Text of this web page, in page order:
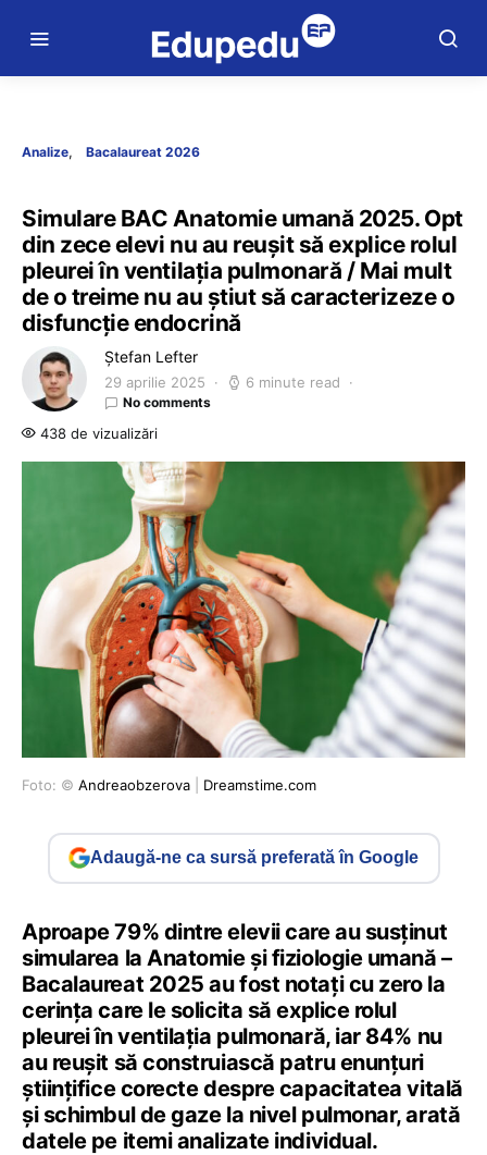
Analize Bacalaureat 2026
Simulare BAC Anatomie umană 2025. Opt
din zece elevi nu au reușit să explice rolul
pleurei în ventilația pulmonară / Mai mult
de o treime nu au știut să caracterizeze o
disfuncție endocrină
Ștefan Lefter
29 aprilie 2025 6 minute read
No comments
438 de vizualizări
Foto: © Andreaobzerova Dreamstime.com
Adaugă-ne ca sursă preferată în Google
Aproape 79% dintre elevii care au susținut
simularea la Anatomie și fiziologie umană –
Bacalaureat 2025 au fost notați cu zero la
cerința care le solicita să explice rolul
pleurei în ventilația pulmonară, iar 84% nu
au reușit să construiască patru enunțuri
științifice corecte despre capacitatea vitală
și schimbul de gaze la nivel pulmonar, arată
datele pe itemi analizate individual.